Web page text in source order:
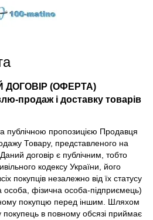
ДОГОВІР (ОФЕРТА)
продаж і доставку товарів
публічною пропозицією Продавця
Товару, представленого на
договір є публічним, тобто
кодексу України, його
покупців незалежно від їх статусу
фізична особа-підприємець)
покупцю перед іншим. Шляхом
покупець в повному обсязі приймає